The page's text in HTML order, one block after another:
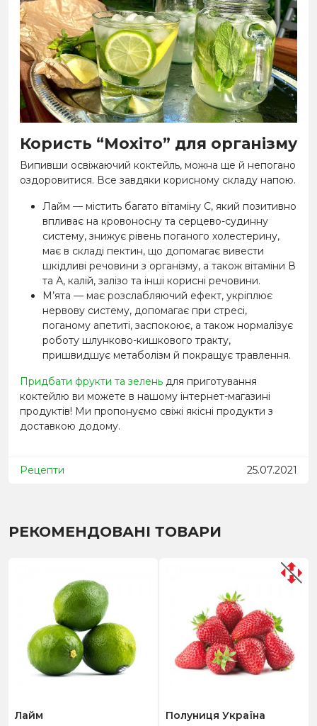
Користь “Мохіто” для організму
Випивши освіжаючий коктейль, можна ще й непогано
оздоровитися. Все завдяки корисному складу напою.
Лайм — містить багато вітаміну С, який позитивно
впливає на кровоносну та серцево-судинну
систему, знижує рівень поганого холестерину,
має в складі пектин, що допомагає вивести
шкідливі речовини з організму, а також вітаміни В
та А, калій, залізо та інші корисні речовини.
М’ята — має розслабляючий ефект, укріплює
нервову систему, допомагає при стресі,
поганому апетиті, заспокоює, а також нормалізує
роботу шлунково-кишкового тракту,
пришвидшує метаболізм й покращує травлення.
Придбати фрукти та зелень для приготування
коктейлю ви можете в нашому інтернет-магазині
продуктів! Ми пропонуємо свіжі якісні продукти з
доставкою додому.
Рецепти 25.07.2021
РЕКОМЕНДОВАНІ ТОВАРИ
Лайм
Полуниця Україна